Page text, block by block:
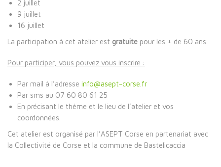
2 juillet
9 juillet
16 juillet
La participation à cet atelier est gratuite pour les + de 60 ans.
Pour participer, vous pouvez vous inscrire :
Par mail à l’adresse info@asept-corse.fr
Par sms au 07 60 80 61 25
En précisant le thème et le lieu de l’atelier et vos
coordonnées.
Cet atelier est organisé par l’ASEPT Corse en partenariat avec
la Collectivité de Corse et la commune de Bastelicaccia